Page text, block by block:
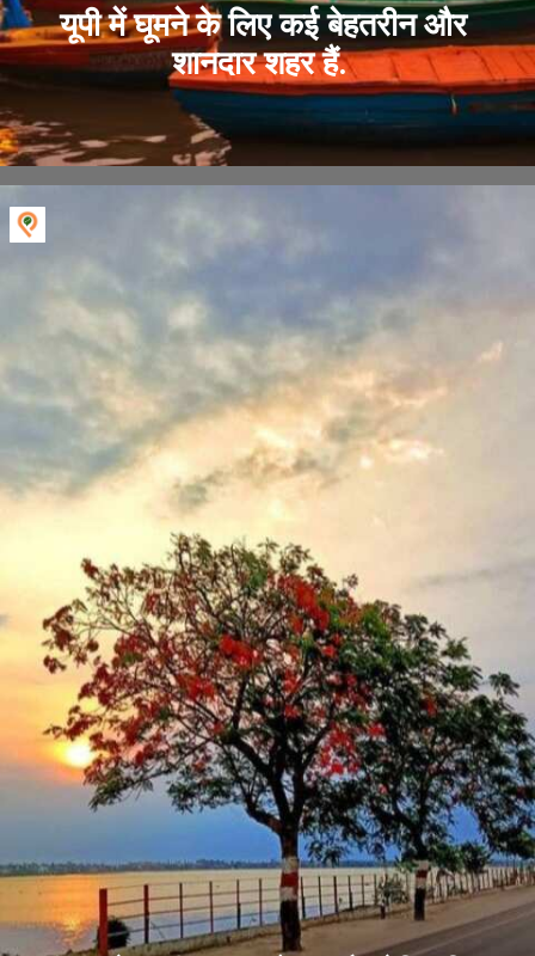
यूपी में घूमने के लिए कई बेहतरीन और
शानदार शहर हैं.